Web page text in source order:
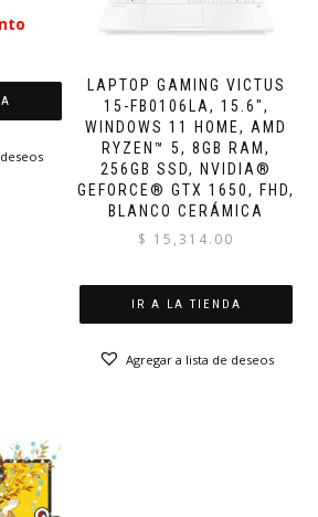
LAPTOP GAMING VICTUS
15-FB0106LA, 15.6″,
WINDOWS 11 HOME, AMD
RYZEN™ 5, 8GB RAM,
256GB SSD, NVIDIA®
GEFORCE® GTX 1650, FHD,
BLANCO CERÁMICA
$ 15,314.00
IR A LA TIENDA
Agregar a lista de deseos